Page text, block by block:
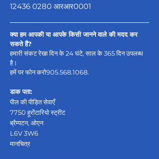
12436 0280 आरआर0001
क्या हम आपकी या आपके किसी जानने वाले की मदद कर
सकते हैं?
हमारी संकट रेखा दिन के 24 घंटे, साल के 365 दिन उपलब्ध
है।
हमें पर फोन करो905.568.1068.
डाक पता:
पील की पीड़ित सेवाएँ
7750 हूरोंटारियो स्ट्रीट
ब्रैम्पटन, ओएन
L6V 3W6
मानचित्र